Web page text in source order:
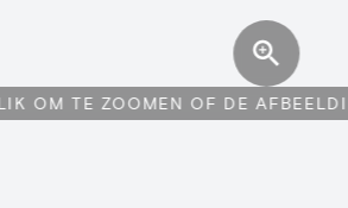
OM TE ZOOMEN OF DE